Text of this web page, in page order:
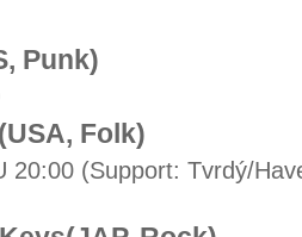
Punk)
Folk)
20:00 (Support: Tvrdý/